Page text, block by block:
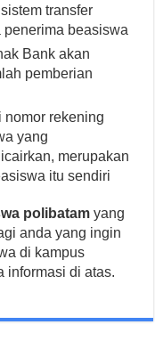
transfer
penerima beasiswa
Bank akan
pemberian
nomor rekening
yang
merupakan
itu sendiri
polibatam yang
anda yang ingin
di kampus
informasi di atas.